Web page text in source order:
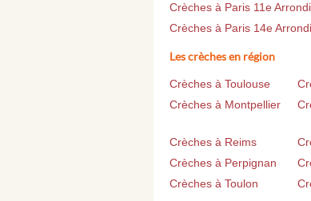
Crèches à Paris 11e
Crèches à Paris 14e
Les crèches en région
Crèches à Toulouse
Crèches à Montpellier
Crèches à Reims
Crèches à Perpignan
Crèches à Toulon